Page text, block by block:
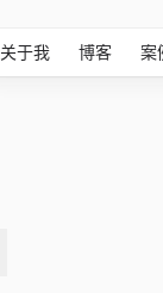
关于我 博客 案